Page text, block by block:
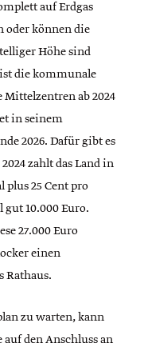
auf Erdgas
oder können die
Höhe sind
die kommunale
ab 2024
in seinem
2026. Dafür gibt es
zahlt das Land in
plus 25 Cent pro
10.000 Euro.
27.000 Euro
einen
Rathaus.
zu warten, kann
den Anschluss an